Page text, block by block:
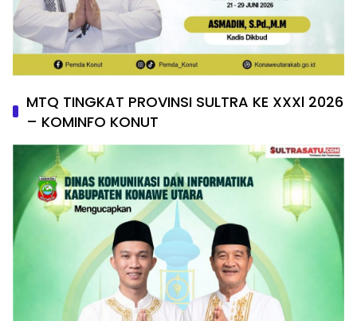
MTQ TINGKAT PROVINSI SULTRA KE XXXl 2026
– KOMINFO KONUT